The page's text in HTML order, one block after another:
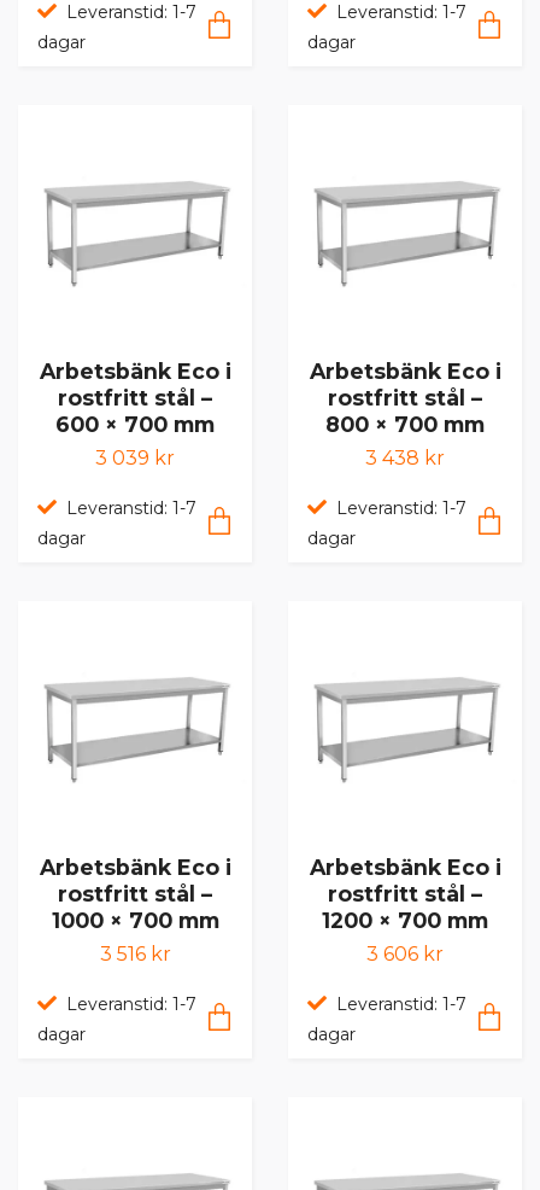
Leveranstid: 1-7
dagar
Leveranstid: 1-7
dagar
Arbetsbänk Eco i
rostfritt stål –
600 × 700 mm
3 039 kr
Leveranstid: 1-7
dagar
Arbetsbänk Eco i
rostfritt stål –
800 × 700 mm
3 438 kr
Leveranstid: 1-7
dagar
Arbetsbänk Eco i
rostfritt stål –
1000 × 700 mm
3 516 kr
Leveranstid: 1-7
dagar
Arbetsbänk Eco i
rostfritt stål –
1200 × 700 mm
3 606 kr
Leveranstid: 1-7
dagar